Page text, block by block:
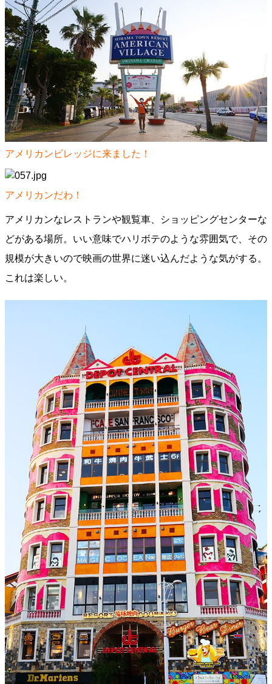
アメリカンビレッジに来ました！
アメリカンだわ！
アメリカンなレストランや観覧車、ショッピングセンターな
どがある場所。いい意味でハリボテのような雰囲気で、その
規模が大きいので映画の世界に迷い込んだような気がする。
これは楽しい。